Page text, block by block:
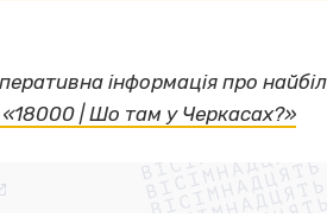
інформація про
«18000 | Шо там у Черкасах?»